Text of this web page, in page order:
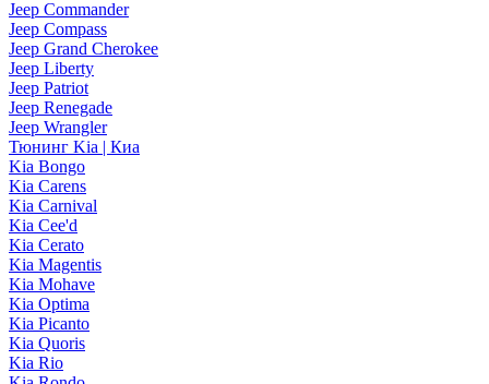
Jeep Commander
Jeep Compass
Jeep Grand Cherokee
Jeep Liberty
Jeep Patriot
Jeep Renegade
Jeep Wrangler
Тюнинг Kia | Киа
Kia Bongo
Kia Carens
Kia Carnival
Kia Cee'd
Kia Cerato
Kia Magentis
Kia Mohave
Kia Optima
Kia Picanto
Kia Quoris
Kia Rio